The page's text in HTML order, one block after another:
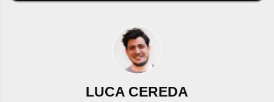
LUCA CEREDA